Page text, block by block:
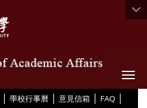
| 學校行事曆 | 意見信箱 | FAQ |